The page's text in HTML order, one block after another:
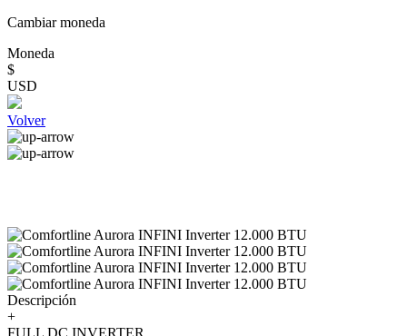
Cambiar moneda
Moneda
$
USD
Volver
Descripción
+
FULL DC INVERTER